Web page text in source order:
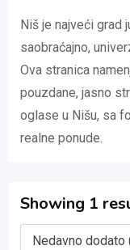
Niš je najveći grad
saobraćajno,
Ova stranica
pouzdane, jasno
oglase u Nišu, sa
realne ponude.
Showing 1